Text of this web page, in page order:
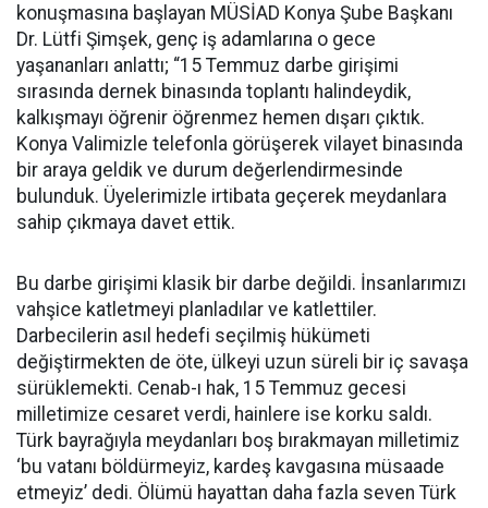
konuşmasına başlayan MÜSİAD Konya Şube Başkanı
Dr. Lütfi Şimşek, genç iş adamlarına o gece
yaşananları anlattı; “15 Temmuz darbe girişimi
sırasında dernek binasında toplantı halindeydik,
kalkışmayı öğrenir öğrenmez hemen dışarı çıktık.
Konya Valimizle telefonla görüşerek vilayet binasında
bir araya geldik ve durum değerlendirmesinde
bulunduk. Üyelerimizle irtibata geçerek meydanlara
sahip çıkmaya davet ettik.
Bu darbe girişimi klasik bir darbe değildi. İnsanlarımızı
vahşice katletmeyi planladılar ve katlettiler.
Darbecilerin asıl hedefi seçilmiş hükümeti
değiştirmekten de öte, ülkeyi uzun süreli bir iç savaşa
sürüklemekti. Cenab-ı hak, 15 Temmuz gecesi
milletimize cesaret verdi, hainlere ise korku saldı.
Türk bayrağıyla meydanları boş bırakmayan milletimiz
‘bu vatanı böldürmeyiz, kardeş kavgasına müsaade
etmeyiz’ dedi. Ölümü hayattan daha fazla seven Türk